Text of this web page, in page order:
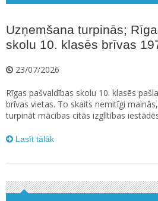
Uzņemšana turpinās;
skolu 10. klasēs brīvas
23/07/2026
Rīgas pašvaldības skolu 10. klasēs
brīvas vietas. To skaits nemitīgi
turpināt mācības citās izglītības
Lasīt tālāk